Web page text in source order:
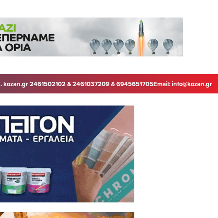
kozan.gr 2461502102 & 2461037209 & 6945651705Email:info@kozan.gr